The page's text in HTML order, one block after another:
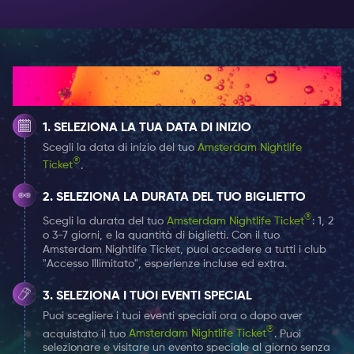
(disponibili per l'acquisto durante l'evento).
: Ballate al ritmo dei nostri
fantastici DJ, che suonano i brani più caldi per farvi
muovere.
Una folla di festaioli : festeggiate con una folla vivace
e amante del divertimento.
Spiaggia unica nella Città Rosa: Scoprite il fascino
della nostra spiaggia a tema unico, perfetta per i
momenti da immortalare su Instagram.
Vibrazioni tropicali : sentite l'atmosfera estiva con
palme, sabbia tra le dita dei piedi e un ambiente
tropicale che vi farà dimenticare di essere in città.
Delizie da street food
cibo con una varietà di deliziosi piatti da street food
offerti per tutta la serata (disponibili per l'acquisto
durante l'evento).
Come funziona
SELEZIONA LA TUA DATA DI INIZIO
Scegli la data di inizio del tuoAmsterdam Nightlife
Ticket®.
SELEZIONA LA DURATA DEL TUO BIGLIETTO
Scegli la durata del tuo Amsterdam Nightlife Ticket®: 1, 2
o 3-7 giorni, e la quantità di biglietti. Con il tuo
Amsterdam Nightlife Ticket, puoi accedere a tutti i club
"Accesso Illimitato", esperienze incluse ed extra.
SELEZIONA I TUOI EVENTI SPECIAL
Puoi scegliere i tuoi eventi speciali ora o dopo aver
acquistato il tuo Amsterdam Nightlife Ticket®. Puoi
selezionare e visitare un evento speciale al giorno senza